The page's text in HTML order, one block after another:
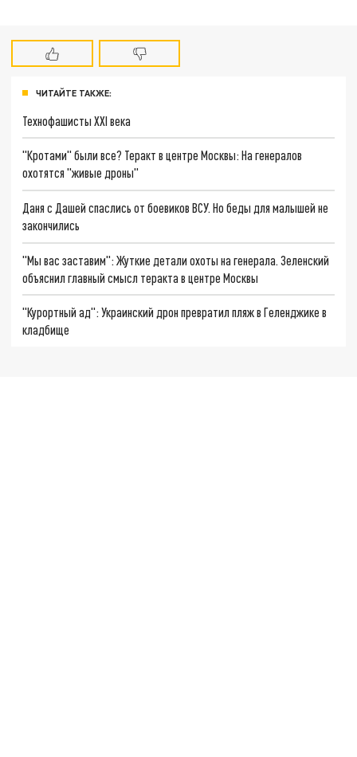
ЧИТАЙТЕ ТАКЖЕ:
Технофашисты XXI века
"Кротами" были все? Теракт в центре Москвы: На генералов
охотятся "живые дроны"
Даня с Дашей спаслись от боевиков ВСУ. Но беды для малышей не
закончились
"Мы вас заставим": Жуткие детали охоты на генерала. Зеленский
объяснил главный смысл теракта в центре Москвы
"Курортный ад": Украинский дрон превратил пляж в Геленджике в
кладбище